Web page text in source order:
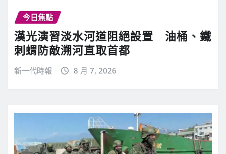
今日焦點
漢光演習淡水河道阻絕設置 油桶、鐵
刺蝟防敵溯河直取首都
新一代時報 8 月 7, 2026